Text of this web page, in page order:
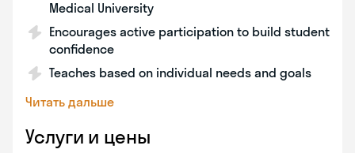
Medical University
Encourages active participation to build student
confidence
Teaches based on individual needs and goals
Читать дальше
Услуги и цены